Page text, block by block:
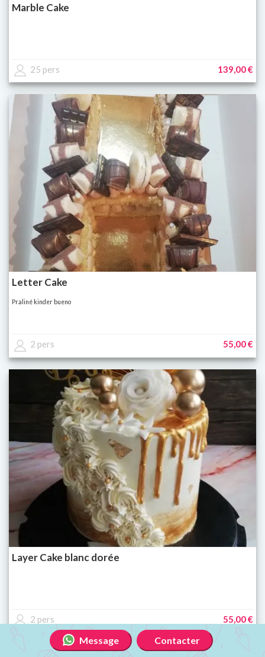
Marble Cake
25 pers 139,00 €
Letter Cake
Praliné kinder bueno
2 pers 55,00 €
Layer Cake blanc dorée
2 pers 55,00 €
Message Contacter